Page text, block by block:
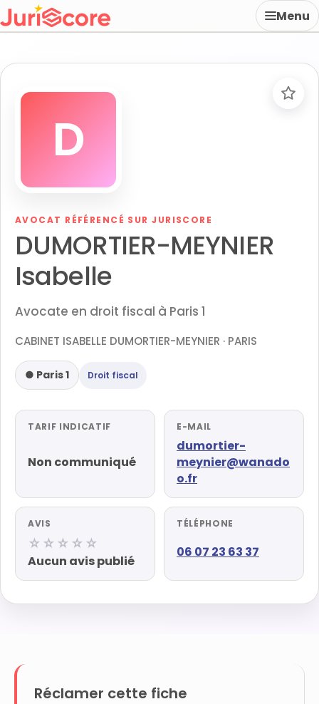
Menu
D
AVOCAT RÉFÉRENCÉ SUR JURISCORE
DUMORTIER-MEYNIER
Isabelle
Avocate en droit fiscal à Paris 1
CABINET ISABELLE DUMORTIER-MEYNIER · PARIS
● Paris 1 Droit fiscal
TARIF INDICATIF
Non communiqué
E-MAIL
dumortier-
meynier@wanado
o.fr
AVIS
☆☆☆☆☆
Aucun avis publié
TÉLÉPHONE
06 07 23 63 37
Réclamer cette fiche